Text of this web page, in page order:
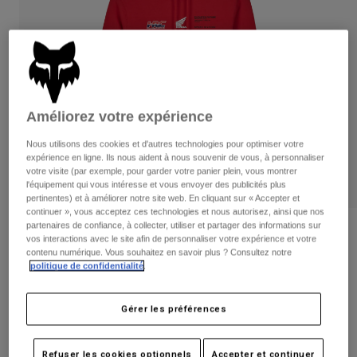
Pantalons
Shorts
Vestes
Gants
Protections
Masques
Chaussettes
Accessoires
Pièces de rechange
Pantalons
Gants
Masques
Chaussettes
Sacs et accessoires
Chemises
Voir tout
Femme
T-shirts et tops
Sweats et Pulls
Vestes
Pantalons
Chemises
Voir tout
Enfants
Masques
Chaussettes
Voir tout
Moto
Casques
Maillots
Pantalons
Bottes
Protections
Masques
Avis
Sweat à capuche Fox X Honda Pullover
Article n°32104
Price reduced from
89,99 €to58,49 € 35% OFF
Améliorez votre expérience
Nous utilisons des cookies et d'autres technologies pour optimiser votre
expérience en ligne. Ils nous aident à nous souvenir de vous, à personnaliser
votre visite (par exemple, pour garder votre panier plein, vous montrer
l'équipement qui vous intéresse et vous envoyer des publicités plus
pertinentes) et à améliorer notre site web. En cliquant sur « Accepter et
continuer », vous acceptez ces technologies et nous autorisez, ainsi que nos
partenaires de confiance, à collecter, utiliser et partager des informations sur
vos interactions avec le site afin de personnaliser votre expérience et votre
contenu numérique. Vous souhaitez en savoir plus ? Consultez notre
politique de confidentialité
Gérer les préférences
Refuser les cookies optionnels Accepter et continuer